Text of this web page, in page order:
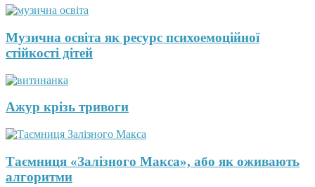
Музична освіта як ресурс психоемоційної
стійкості дітей
Ажур крізь тривоги
Таємниця «Залізного Макса», або як оживають
алгоритми